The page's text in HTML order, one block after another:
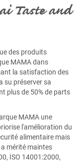
Taste and
des produits
MAMA dans
la satisfaction des
su préserver sa
plus de 50% de parts
MAMA une
l'amélioration du
alimentaire mais
mérité maintes
ISO 14001:2000,